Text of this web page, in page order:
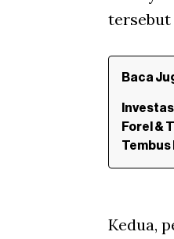
tersebut
Baca
Forel &
Tembus
Kedua,